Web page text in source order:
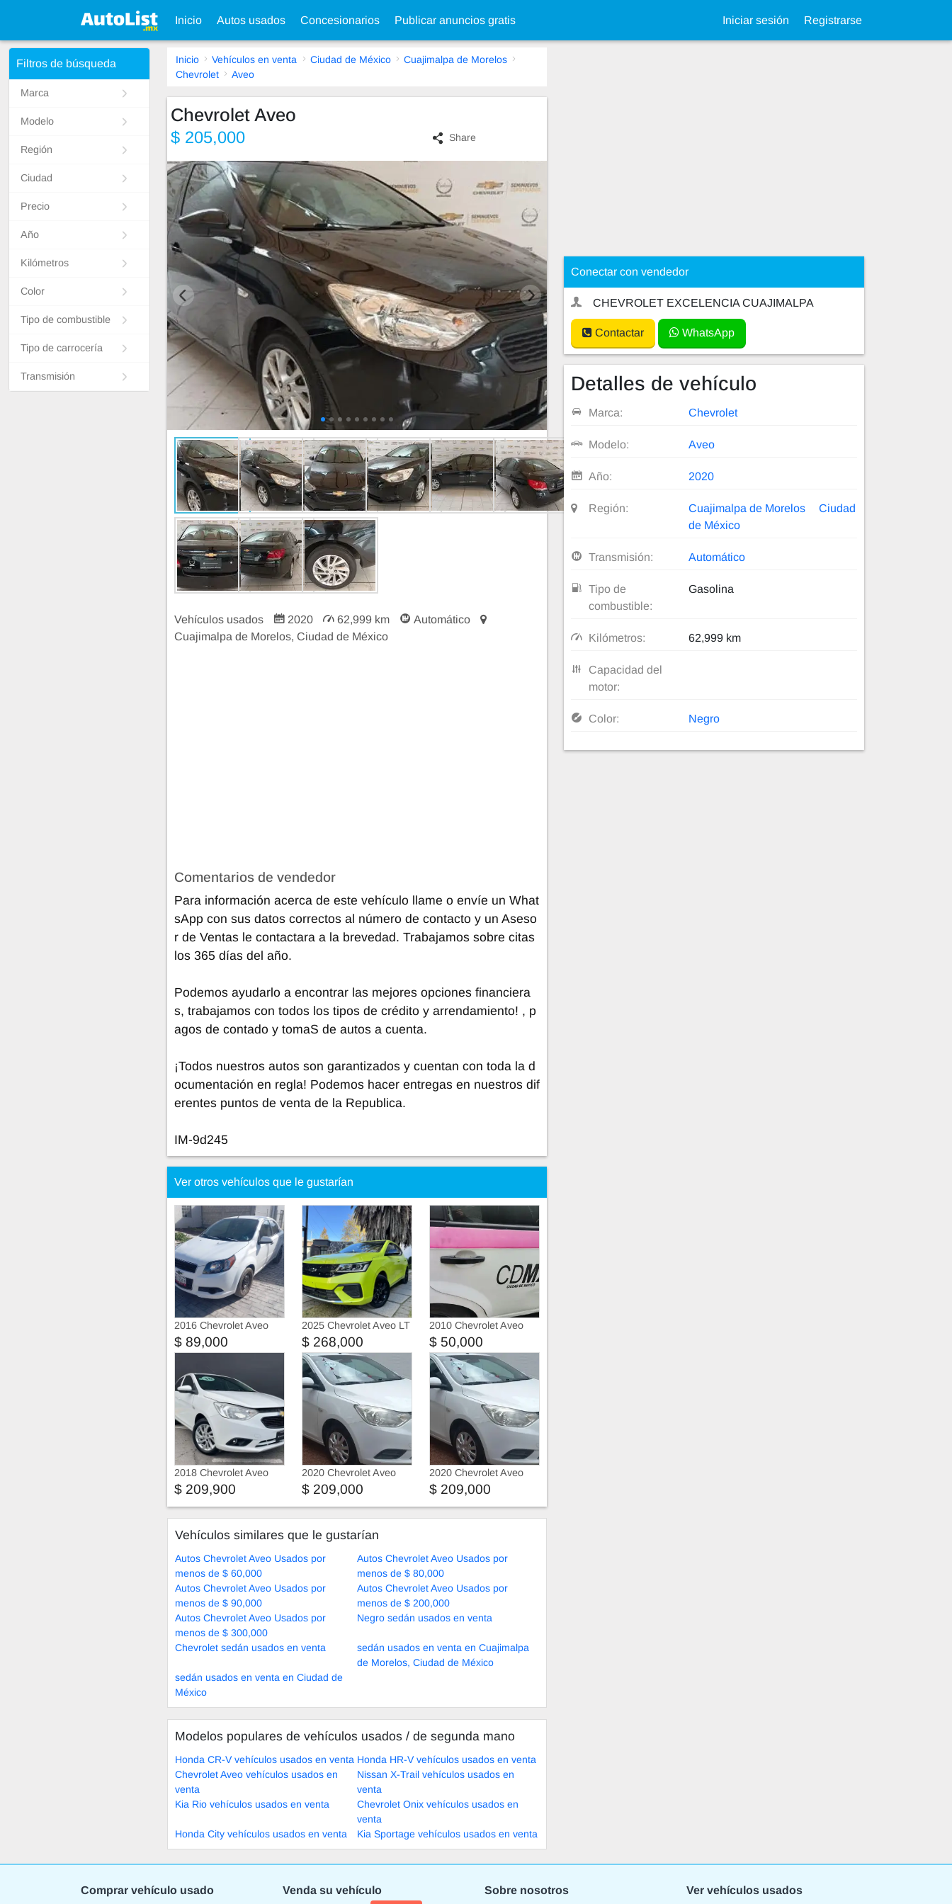
Inicio Autos usados Concesionarios Publicar anuncios gratis Iniciar sesión Registrarse
Filtros de búsqueda
Marca
Modelo
Región
Ciudad
Precio
Año
Kilómetros
Color
Tipo de combustible
Tipo de carrocería
Transmisión
Inicio Vehículos en venta Ciudad de México
Cuajimalpa de Morelos
Chevrolet
Aveo
Chevrolet Aveo
$ 205,000 Share
Vehículos usados 2020 62,999 km
Automático
Cuajimalpa de Morelos, Ciudad de México
Comentarios de vendedor
Para información acerca de este vehículo llame o envíe un What
sApp con sus datos correctos al número de contacto y un Aseso
r de Ventas le contactara a la brevedad. Trabajamos sobre citas
los 365 días del año.
Podemos ayudarlo a encontrar las mejores opciones financiera
s, trabajamos con todos los tipos de crédito y arrendamiento! , p
agos de contado y tomaS de autos a cuenta.
¡Todos nuestros autos son garantizados y cuentan con toda la d
ocumentación en regla! Podemos hacer entregas en nuestros dif
erentes puntos de venta de la Republica.
IM-9d245
Conectar con vendedor
CHEVROLET EXCELENCIA CUAJIMALPA
Contactar WhatsApp
Detalles de vehículo
Marca: Chevrolet
Modelo: Aveo
Año: 2020
Región: Cuajimalpa de Morelos
Ciudad
de México
Transmisión: Automático
Tipo de
combustible:
Gasolina
Kilómetros: 62,999 km
Capacidad del
motor:
Color: Negro
Ver otros vehículos que le gustarían
2016 Chevrolet Aveo
$ 89,000
2025 Chevrolet Aveo LT
BLACK PAQUETE G
$ 268,000
2010 Chevrolet Aveo
$ 50,000
2018 Chevrolet Aveo
$ 209,900
2020 Chevrolet Aveo
$ 209,000
2020 Chevrolet Aveo
$ 209,000
Vehículos similares que le gustarían
Autos Chevrolet Aveo Usados por
menos de $ 60,000
Autos Chevrolet Aveo Usados por
menos de $ 80,000
Autos Chevrolet Aveo Usados por
menos de $ 90,000
Autos Chevrolet Aveo Usados por
menos de $ 200,000
Autos Chevrolet Aveo Usados por
menos de $ 300,000
Negro sedán usados en venta
Chevrolet sedán usados en venta
sedán usados en venta en Cuajimalpa
de Morelos, Ciudad de México
sedán usados en venta en Ciudad de
México
Modelos populares de vehículos usados ​​/ de segunda mano
Honda CR-V vehículos usados en venta Honda HR-V vehículos usados en venta
Chevrolet Aveo vehículos usados en
venta
Nissan X-Trail vehículos usados en
venta
Kia Rio vehículos usados en venta
Chevrolet Onix vehículos usados en
venta
Honda City vehículos usados en venta
Kia Sportage vehículos usados en venta
Comprar vehículo usado Venda su vehículo Sobre nosotros Ver vehículos usados